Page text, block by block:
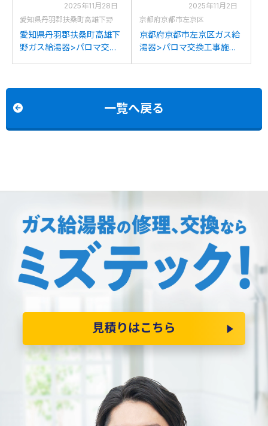
2025年11月28日
愛知県丹羽郡扶桑町高雄下野
愛知県丹羽郡扶桑町高雄下
野ガス給湯器>パロマ交換
2025年11月2日
京都府京都市左京区
京都府京都市左京区ガス給
湯器>パロマ交換工事施工
一覧へ戻る
見積りはこちら